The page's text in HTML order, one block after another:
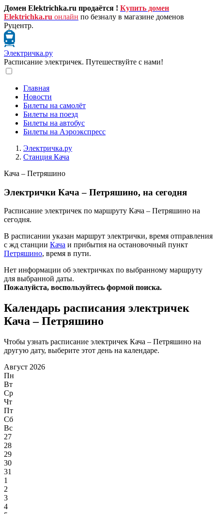
Домен Elektrichka.ru продаётся ! Купить домен
Elektrichka.ru онлайн по безналу в магазине доменов
Руцентр.
Электричка.ру
Расписание электричек. Путешествуйте с нами!
Главная
Новости
Билеты на самолёт
Билеты на поезд
Билеты на автобус
Билеты на Аэроэкспресс
Электричка.ру
Станция Кача
Кача – Петряшино
Электрички Кача – Петряшино, на сегодня
Расписание электричек по маршруту Кача – Петряшино на
сегодня.
В расписании указан маршрут электрички, время отправления
с жд станции Кача и прибытия на остановочный пункт
Петряшино, время в пути.
Нет информации об электричках по выбранному маршруту
для выбранной даты.
Пожалуйста, воспользуйтесь формой поиска.
Календарь расписания электричек
Кача – Петряшино
Чтобы узнать расписание электричек Кача – Петряшино на
другую дату, выберите этот день на календаре.
Август 2026
Пн
Вт
Ср
Чт
Пт
Сб
Вс
27
28
29
30
31
1
2
3
4